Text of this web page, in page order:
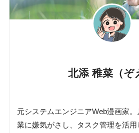
北添 稚菜（ぞ
元システムエンジニアWeb漫画家
業に嫌気がさし、タスク管理を活